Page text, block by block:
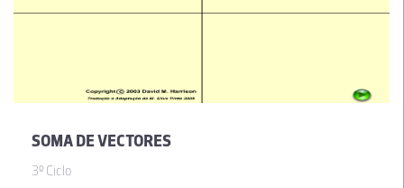
SOMA DE VECTORES
3º Ciclo